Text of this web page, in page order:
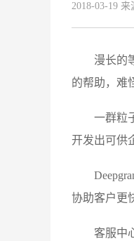
2018-03-19 来
漫长的
的帮助，难
一群粒
开发出可供
协助客户更
客服中